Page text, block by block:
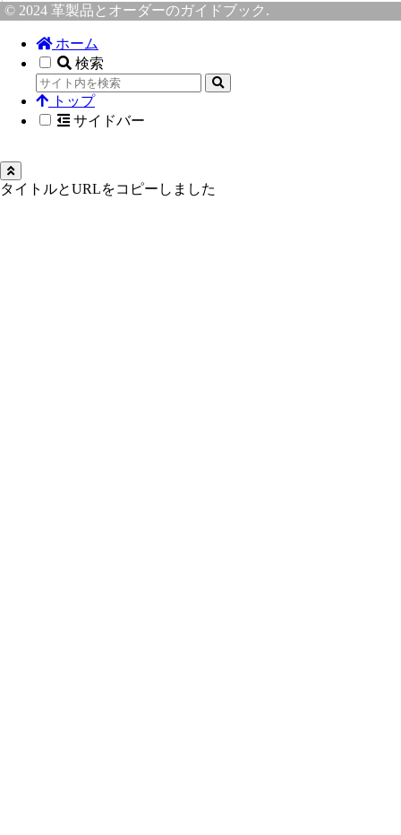
© 2024 革製品とオーダーのガイドブック.
ホーム
検索
トップ
サイドバー
タイトルとURLをコピーしました